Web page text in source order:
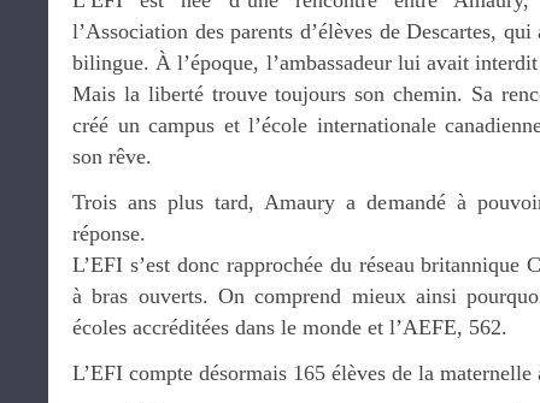
l’Association des parents d’élèves de Descartes,
bilingue. À l’époque, l’ambassadeur lui avait
Mais la liberté trouve toujours son chemin. Sa
créé un campus et l’école internationale
son rêve.
Trois ans plus tard, Amaury a demandé à
réponse.
L’EFI s’est donc rapprochée du réseau britannique
à bras ouverts. On comprend mieux ainsi
écoles accréditées dans le monde et l’AEFE, 562.
L’EFI compte désormais 165 élèves de la maternelle